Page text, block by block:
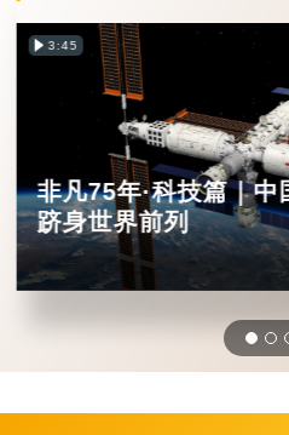
3:45
非凡75年·科技篇｜中
跻身世界前列